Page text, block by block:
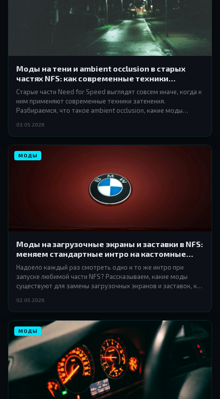
Моды на тени и ambient occlusion в старых
частях NFS: как современные техники
затенения меняют визуальное восприятие
гонок
Старые части Need for Speed выглядят совсем иначе, когда к
ним применяют современные техники затенения.
Разбираемся, что такое ambient occlusion, какие моды
Carbon, и стоит ли вообще этим заниматься.
03.05.2026
МОДЫ
Моды на загрузочные экраны и заставки в NFS:
меняем стандартные интро на кастомные
видео и арты
Надоело каждый раз смотреть одно и то же интро при
запуске любимой части NFS? Рассказываем, какие моды
существуют для замены загрузочных экранов и заставок, как
02.05.2026
МОДЫ